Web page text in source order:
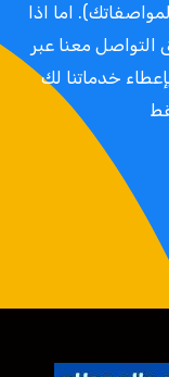
اما اذا
معنا عبر
خدماتنا لك